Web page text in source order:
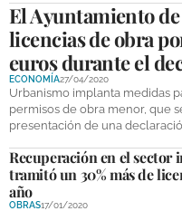
El Ayuntamiento
licencias de obra
euros durante el
ECONOMÍA27/04/2020
Urbanismo implanta medidas
permisos de obra menor, que
presentación de una
Recuperación en el
tramitó un 30% más de
año
OBRAS17/01/2020